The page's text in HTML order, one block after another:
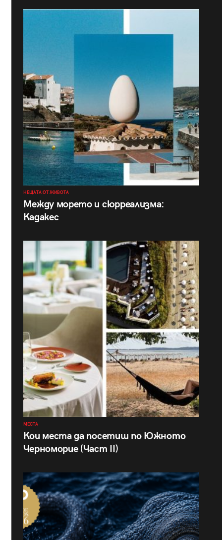
НЕЩАТА ОТ ЖИВОТА
Между морето и сюрреализма:
Кадакес
МЕСТА
Кои места да посетиш по Южното
Черноморие (Част II)